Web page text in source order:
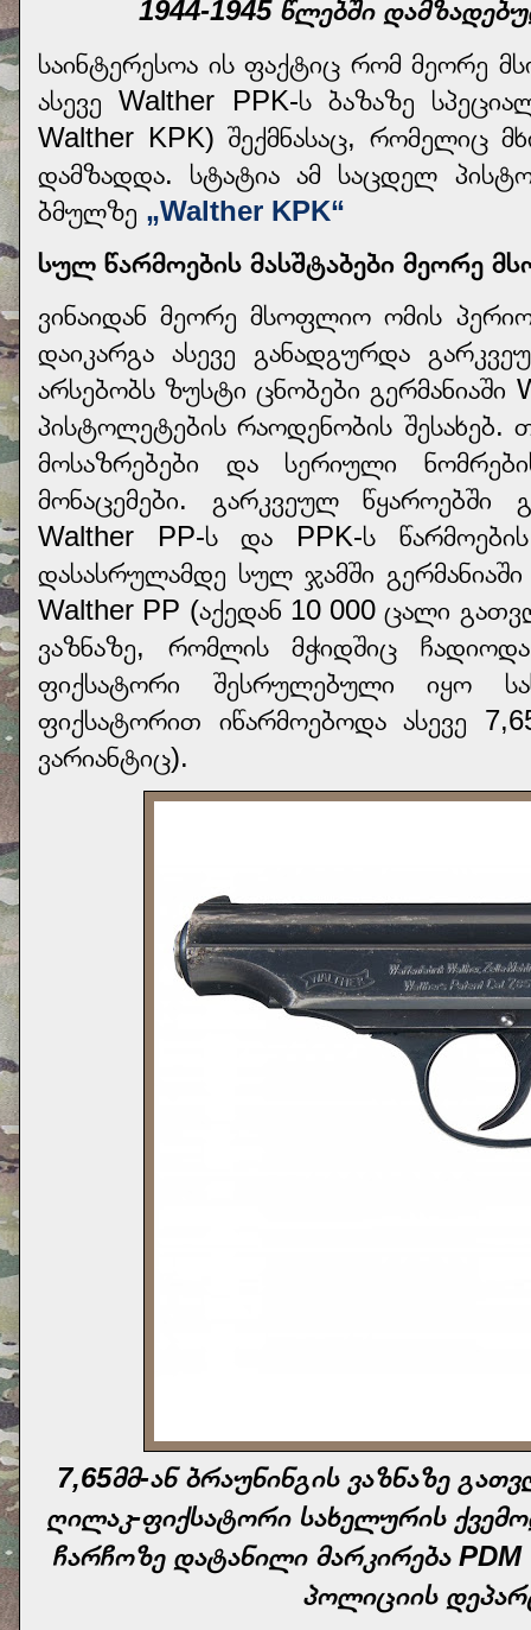
1944-1945 წლებში
საინტერესოა ის ფაქტიც რომ მეორე
ასევე Walther PPK-ს ბაზაზე
Walther KPK) შექმნასაც, რომელიც
დამზადდა. სტატია ამ საცდელ
ბმულზე „Walther KPK“
სულ წარმოების მასშტაბები მეორე
ვინაიდან მეორე მსოფლიო ომის
დაიკარგა ასევე განადგურდა
არსებობს ზუსტი ცნობები
პისტოლეტების რაოდენობის შესახებ.
მოსაზრებები და სერიული
მონაცემები. გარკვეულ წყაროებში
Walther PP-ს და PPK-ს
დასასრულამდე სულ ჯამში
Walther PP (აქედან 10 000 ცალი
ვაზნაზე, რომლის მჭიდშიც
ფიქსატორი შესრულებული იყო
ფიქსატორით იწარმოებოდა ასევე
ვარიანტიც).
7,65მმ-ან ბრაუნინგის ვაზნაზე
ღილაკ-ფიქსატორი სახელურის
ჩარჩოზე დატანილი მარკირება
პოლიციის